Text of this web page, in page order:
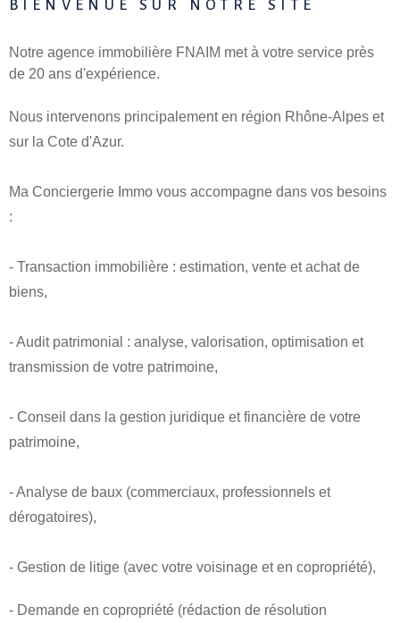
NOTRE
ALERTE
BIENVENUE SUR NOTRE SITE
Notre agence immobilière FNAIM met à votre service près
de 20 ans d'expérience.
Nous intervenons principalement en région Rhône-Alpes et
sur la Cote d'Azur.
Ma Conciergerie Immo vous accompagne dans vos besoins
:
- Transaction immobilière : estimation, vente et achat de
biens,
- Audit patrimonial : analyse, valorisation, optimisation et
transmission de votre patrimoine,
- Conseil dans la gestion juridique et financière de votre
patrimoine,
- Analyse de baux (commerciaux, professionnels et
dérogatoires),
- Gestion de litige (avec votre voisinage et en copropriété),
- Demande en copropriété (rédaction de résolution